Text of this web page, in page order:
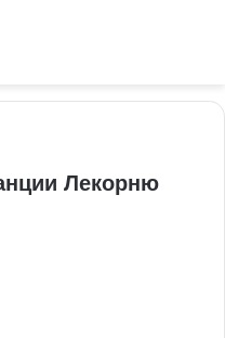
Лекорню